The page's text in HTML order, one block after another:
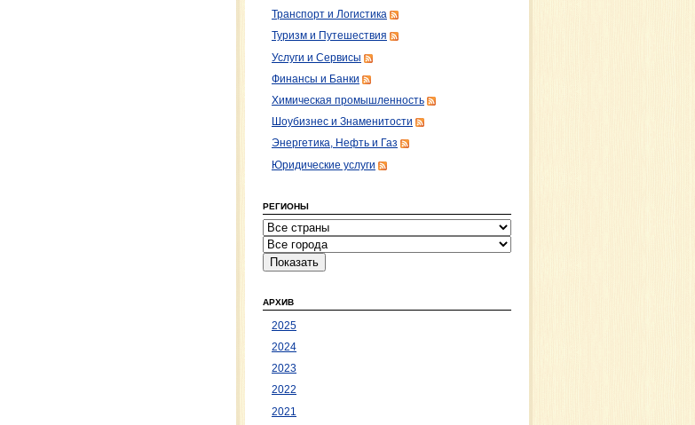
Транспорт и Логистика
Туризм и Путешествия
Услуги и Сервисы
Финансы и Банки
Химическая промышленность
Шоубизнес и Знаменитости
Энергетика, Нефть и Газ
Юридические услуги
РЕГИОНЫ
АРХИВ
2025
2024
2023
2022
2021